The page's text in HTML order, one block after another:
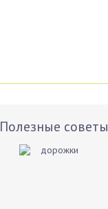
Полезные советы